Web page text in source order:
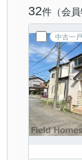
32件（会員
中古一